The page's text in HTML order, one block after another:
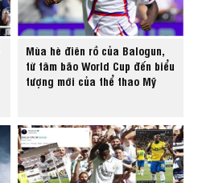
Mùa hè điên rồ của Balogun,
từ tâm bão World Cup đến biểu
tượng mới của thể thao Mỹ